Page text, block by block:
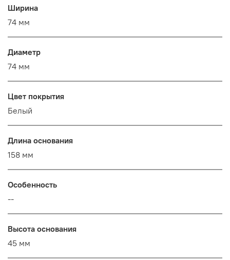
Ширина
74 мм
Диаметр
74 мм
Цвет покрытия
Белый
Длина основания
158 мм
Особенность
--
Высота основания
45 мм